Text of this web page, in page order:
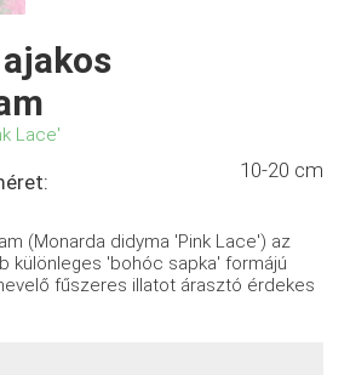
Lace'
10-20 cm
(Monarda didyma 'Pink Lace') az
különleges 'bohóc sapka' formájú
fűszeres illatot árasztó érdekes